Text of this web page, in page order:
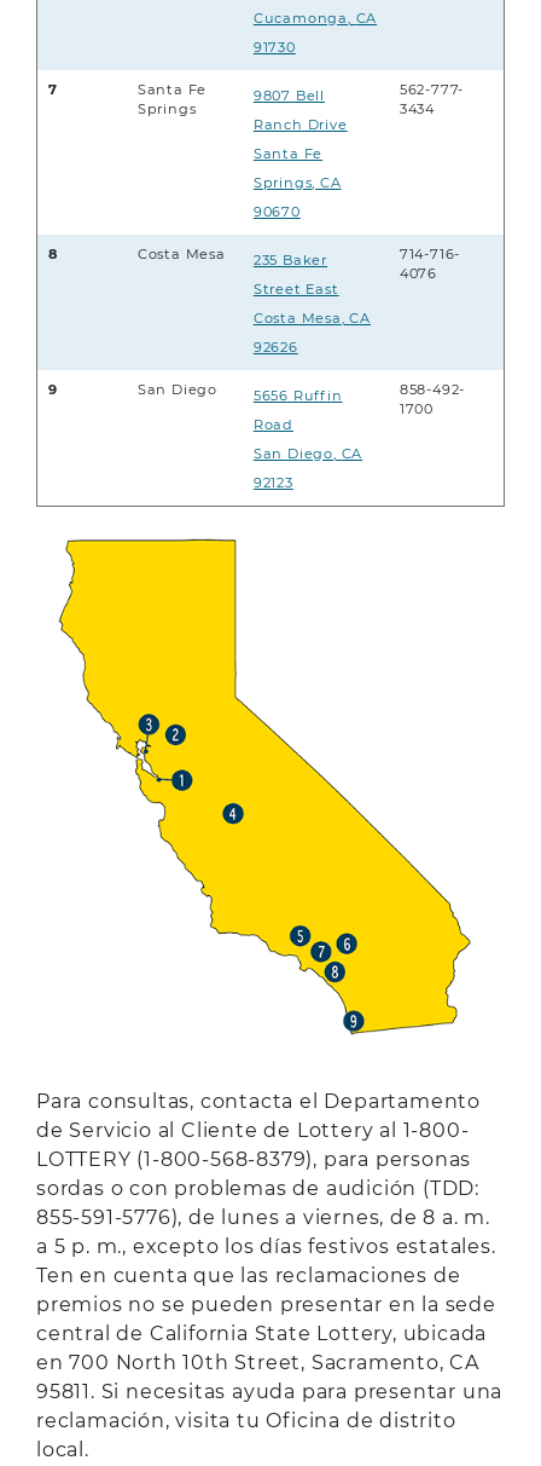
Cucamonga, CA
91730
7
Santa Fe
Springs
9807 Bell
Ranch Drive
Santa Fe
Springs,CA
90670
562-777-
3434
8 Costa Mesa
235 Baker
Street East
Costa Mesa,CA
92626
714-716-
4076
9 San Diego
5656 Ruffin
Road
San Diego, CA
92123
858-492-
1700
Para consultas, contacta el Departamento
de Servicio al Cliente de Lottery al 1-800-
LOTTERY (1-800-568-8379), para personas
sordas o con problemas de audición (TDD:
855-591-5776), de lunes a viernes, de 8 a. m.
a 5 p. m., excepto los días festivos estatales.
Ten en cuenta que las reclamaciones de
premios no se pueden presentar en la sede
central de California State Lottery, ubicada
en 700 North 10th Street, Sacramento, CA
95811. Si necesitas ayuda para presentar una
reclamación, visita tu Oficina de distrito
local.